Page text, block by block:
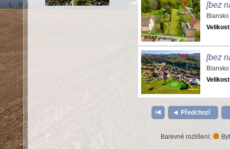
[bez
[bez
Předchozí
Barevné rozlišení: